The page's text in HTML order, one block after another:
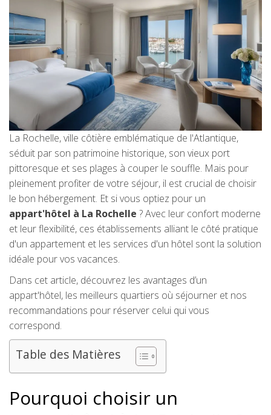
La Rochelle, ville côtière emblématique de l'Atlantique,
séduit par son patrimoine historique, son vieux port
pittoresque et ses plages à couper le souffle. Mais pour
pleinement profiter de votre séjour, il est crucial de choisir
le bon hébergement. Et si vous optiez pour un
appart'hôtel à La Rochelle ? Avec leur confort moderne
et leur flexibilité, ces établissements alliant le côté pratique
d'un appartement et les services d'un hôtel sont la solution
idéale pour vos vacances.
Dans cet article, découvrez les avantages d’un
appart'hôtel, les meilleurs quartiers où séjourner et nos
recommandations pour réserver celui qui vous
correspond.
Table des Matières
Pourquoi choisir un